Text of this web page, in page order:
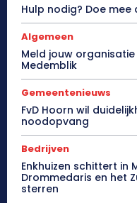
Hulp nodig? Doe
Algemeen
Meld jouw
Medemblik
Gemeentenieuws
FvD Hoorn wil
noodopvang
Bedrijven
Enkhuizen schittert in
Drommedaris en het
sterren